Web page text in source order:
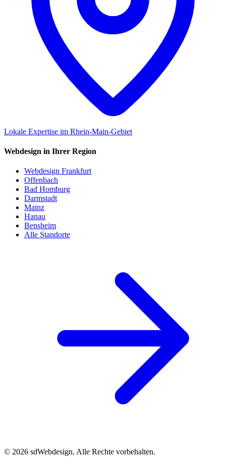
Lokale Expertise im Rhein-Main-Gebiet
Webdesign in Ihrer Region
Webdesign Frankfurt
Offenbach
Bad Homburg
Darmstadt
Mainz
Hanau
Bensheim
Alle Standorte
© 2026 sdWebdesign. Alle Rechte vorbehalten.